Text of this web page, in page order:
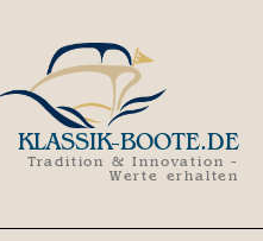
KLASSIK-BOOTE.DE
Tradition & Innovation -
Werte erhalten